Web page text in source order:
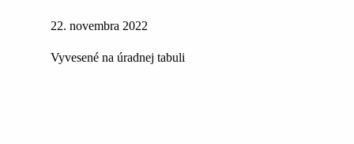
22. novembra 2022
Vyvesené na úradnej tabuli